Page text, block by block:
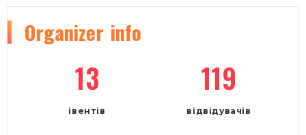
Organizer info
13
івентів
119
відвідувачів